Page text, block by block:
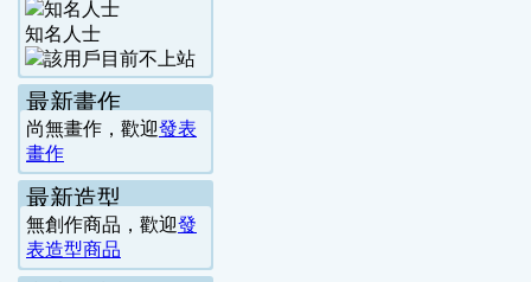
知名人士
最新畫作
尚無畫作，歡迎發表
畫作
最新造型
無創作商品，歡迎發
表造型商品